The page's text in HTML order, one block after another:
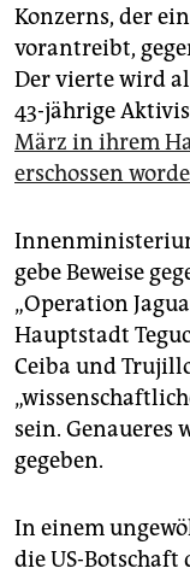
Konzerns, der
vorantreibt,
Der vierte wird
43-jährige
März in ihrem
erschossen
gebe Beweise
„Operation
Hauptstadt
Ceiba und
sein. Genaueres
gegeben.
In einem
die US-Botschaft